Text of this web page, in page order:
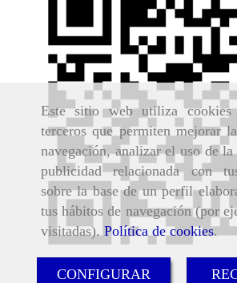
Este sitio web utiliza
terceros que permiten mejorar
navegación, analizar el uso de
publicidad relacionada con
sobre la base de un perfil
tus hábitos de navegación (por
visitadas). Política de cookies.
CONFIGURAR